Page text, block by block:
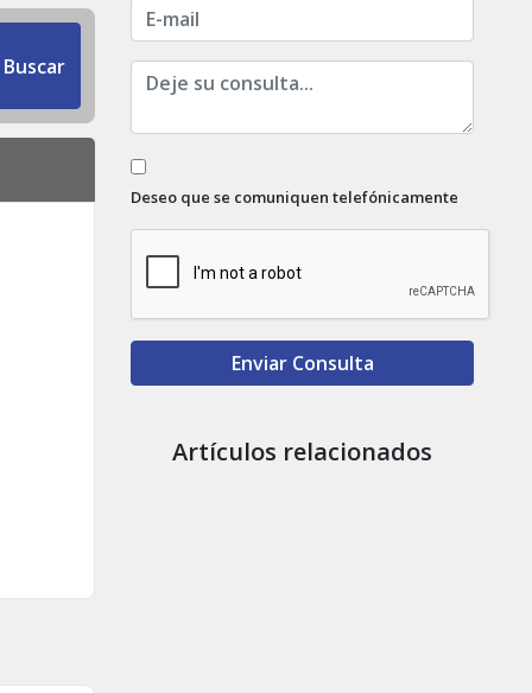
Buscar
Deseo que se comuniquen telefónicamente
Enviar Consulta
Artículos relacionados